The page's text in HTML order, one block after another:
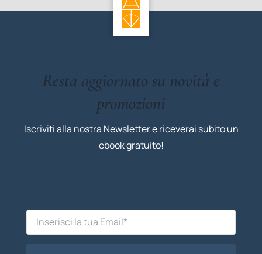
Resta aggiornato su novità e
promozioni
Iscriviti alla nostra Newsletter e riceverai subito un
ebook gratuito!